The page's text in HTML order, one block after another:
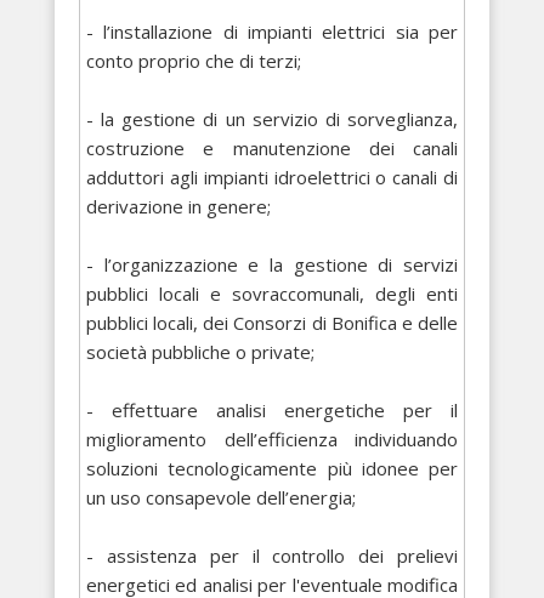
- l’installazione di impianti elettrici sia per
conto proprio che di terzi;
- la gestione di un servizio di sorveglianza,
costruzione e manutenzione dei canali
adduttori agli impianti idroelettrici o canali di
derivazione in genere;
- l’organizzazione e la gestione di servizi
pubblici locali e sovraccomunali, degli enti
pubblici locali, dei Consorzi di Bonifica e delle
società pubbliche o private;
- effettuare analisi energetiche per il
miglioramento dell’efficienza individuando
soluzioni tecnologicamente più idonee per
un uso consapevole dell’energia;
- assistenza per il controllo dei prelievi
energetici ed analisi per l'eventuale modifica